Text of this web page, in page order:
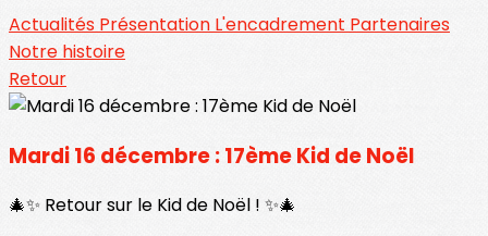
Actualités Présentation L'encadrement Partenaires
Notre histoire
Retour
Mardi 16 décembre : 17ème Kid de Noël
🎄✨ Retour sur le Kid de Noël ! ✨🎄